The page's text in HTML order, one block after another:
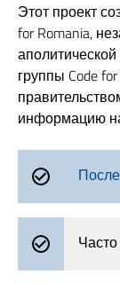
Этот проект
for Romania,
группы Code
информацию